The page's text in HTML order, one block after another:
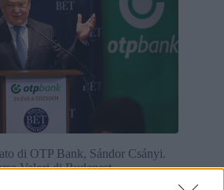
di OTP Bank, Sándor Csányi.
Valori di Budapest